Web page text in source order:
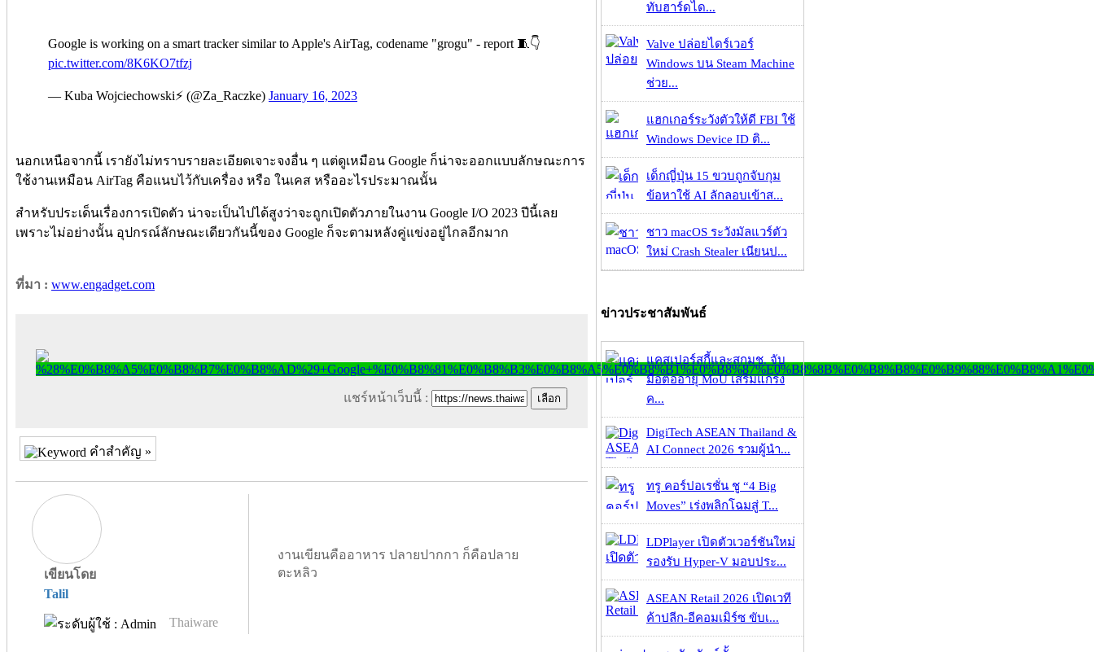
Google is working on a smart tracker similar to Apple's AirTag, codename "grogu" - report 🧵👇
pic.twitter.com/8K6KO7tfzj
— Kuba Wojciechowski⚡ (@Za_Raczke) January 16, 2023
นอกเหนือจากนี้ เรายังไม่ทราบรายละเอียดเจาะจงอื่น ๆ แต่ดูเหมือน Google ก็น่าจะออกแบบลักษณะการ
ใช้งานเหมือน AirTag คือแนบไว้กับเครื่อง หรือ ในเคส หรืออะไรประมาณนั้น
สำหรับประเด็นเรื่องการเปิดตัว น่าจะเป็นไปได้สูงว่าจะถูกเปิดตัวภายในงาน Google I/O 2023 ปีนี้เลย
เพราะไม่อย่างนั้น อุปกรณ์ลักษณะเดียวกันนี้ของ Google ก็จะตามหลังคู่แข่งอยู่ไกลอีกมาก
ที่มา : www.engadget.com
แชร์หน้าเว็บนี้ :
คำสำคัญ »
เขียนโดย
Talil
Thaiware
งานเขียนคืออาหาร ปลายปากกา ก็คือปลาย
ตะหลิว
ทับฮาร์ดได...
Valve ปล่อยไดร์เวอร์
Windows บน Steam Machine
ช่วย...
แฮกเกอร์ระวังตัวให้ดี FBI ใช้
Windows Device ID ติ...
เด็กญี่ปุ่น 15 ขวบถูกจับกุม
ข้อหาใช้ AI ลักลอบเข้าส...
ชาว macOS ระวังมัลแวร์ตัว
ใหม่ Crash Stealer เนียนป...
ข่าวประชาสัมพันธ์
แคสเปอร์สกี้และสกมช. จับ
มือต่ออายุ MoU เสริมแกร่ง
ค...
DigiTech ASEAN Thailand &
AI Connect 2026 รวมผู้นำ...
ทรู คอร์ปอเรชั่น ชู “4 Big
Moves” เร่งพลิกโฉมสู่ T...
LDPlayer เปิดตัวเวอร์ชันใหม่
รองรับ Hyper-V มอบประ...
ASEAN Retail 2026 เปิดเวที
ค้าปลีก-อีคอมเมิร์ซ ขับเ...